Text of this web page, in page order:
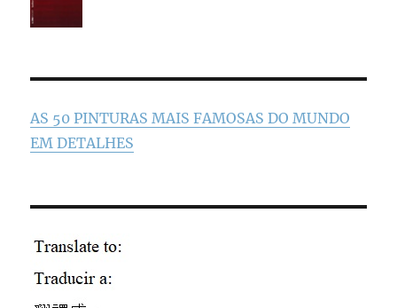
AS 50 PINTURAS MAIS FAMOSAS DO MUNDO
EM DETALHES